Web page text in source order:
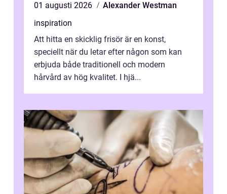
01 augusti 2026
Alexander Westman
inspiration
Att hitta en skicklig frisör är en konst,
speciellt när du letar efter någon som kan
erbjuda både traditionell och modern
hårvård av hög kvalitet. I hjä...